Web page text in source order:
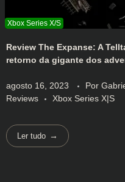
Review The Expanse: A
retorno da gigante dos
agosto 16, 2023 Por
Reviews
Xbox Series X|S
Ler tudo